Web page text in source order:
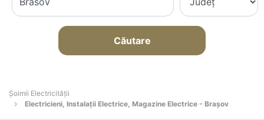
Căutare
Șoimii Electricității
Electricieni, Instalații Electrice, Magazine Electrice - Braşov